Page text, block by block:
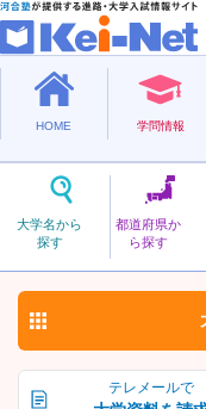
HOME 学問情報
大学名から
探す
都道府県か
ら探す
私立
おおさかこうぎょう
大阪工
テレメールで